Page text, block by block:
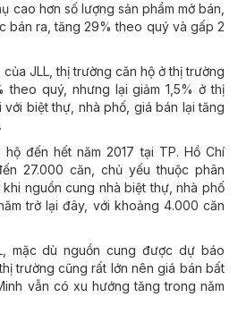
cao hơn số lượng sản phẩm mở bán,
bán ra, tăng 29% theo quý và gấp 2
JLL, thị trường căn hộ ở thị trường
theo quý, nhưng lại giảm 1,5% ở thị
biệt thự, nhà phố, giá bán lại tăng
đến hết năm 2017 tại TP. Hồ Chí
27.000 căn, chủ yếu thuộc phân
nguồn cung nhà biệt thự, nhà phố
trở lại đây, với khoảng 4.000 căn
mặc dù nguồn cung được dự báo
trường cũng rất lớn nên giá bán bất
vẫn có xu hướng tăng trong năm